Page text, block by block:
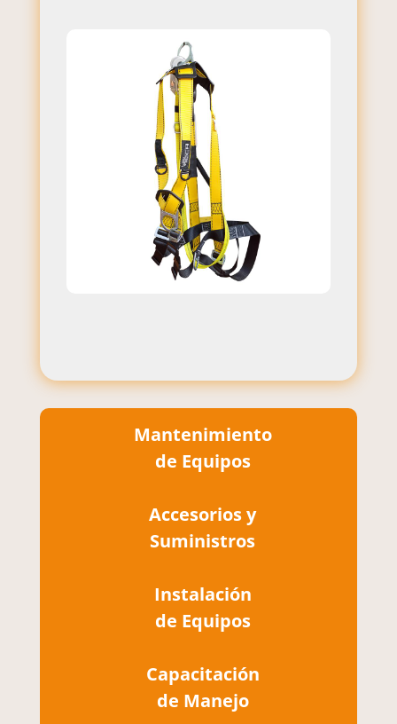
Mantenimiento
de Equipos
Accesorios y
Suministros
Instalación
de Equipos
Capacitación
de Manejo